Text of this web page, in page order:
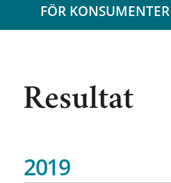
FÖR KONSUMENTER
Resultat
2019